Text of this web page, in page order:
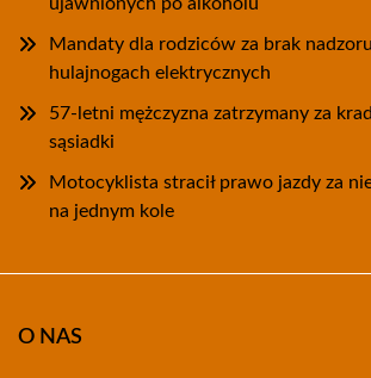
ujawnionych po alkoholu
Mandaty dla rodziców za brak
hulajnogach elektrycznych
57-letni mężczyzna zatrzymany za
sąsiadki
Motocyklista stracił prawo jazdy za
na jednym kole
O NAS